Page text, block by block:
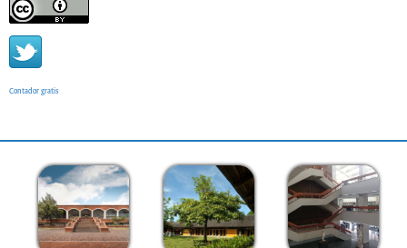
Contador gratis